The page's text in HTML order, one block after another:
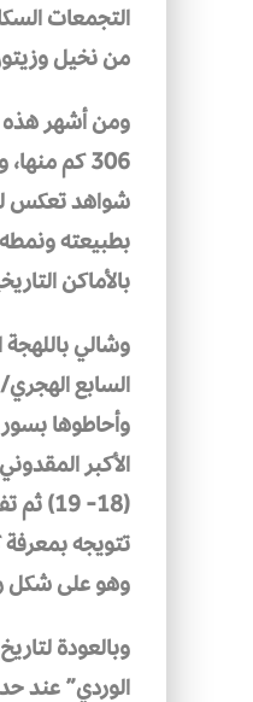
التجمعات
من نخيل
ومن أشهر هذه
306 كم
شواهد تعكس
بطبيعته ونمطه
بالأماكن
وشالي
السابع
وأحاطوها
الأكبر
(18-
تتويجه
وهو على
وبالعودة
الوردي” عند